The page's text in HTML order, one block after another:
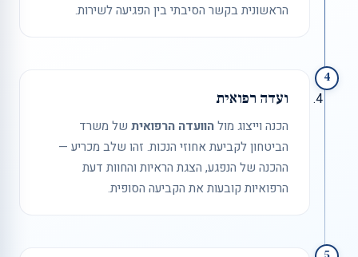
הראשונית בקשר הסיבתי בין הפגיעה לשירות.
4
ועדה רפואית
הכנה וייצוג מולהוועדה הרפואית של משרד
הביטחון לקביעת אחוזי הנכות. זהו שלב מכריע —
ההכנה של הנפגע, הצגת הראיות והחוות דעת
הרפואיות קובעות את הקביעה הסופית.